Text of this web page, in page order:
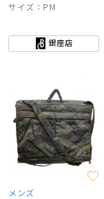
サイズ：PM
銀座店
メンズ